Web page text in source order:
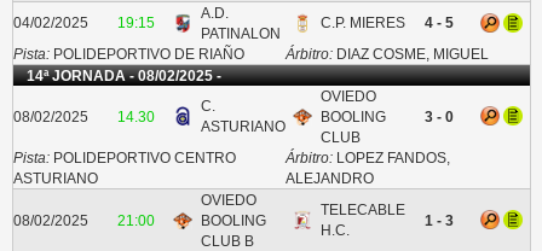
04/02/2025
19:15
A.D.
PATINALON
C.P. MIERES
4 - 5
Pista:POLIDEPORTIVO DE RIAÑO Árbitro:DIAZ COSME, MIGUEL
14ª JORNADA - 08/02/2025 -
08/02/2025 14.30
C.
ASTURIANO
OVIEDO
BOOLING
CLUB
3 - 0
Pista:POLIDEPORTIVO CENTRO
ASTURIANO
Árbitro:LOPEZ FANDOS,
ALEJANDRO
08/02/2025 21:00
OVIEDO
BOOLING
CLUB B
TELECABLE
H.C.
1 - 3